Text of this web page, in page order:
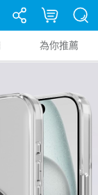
為你推薦